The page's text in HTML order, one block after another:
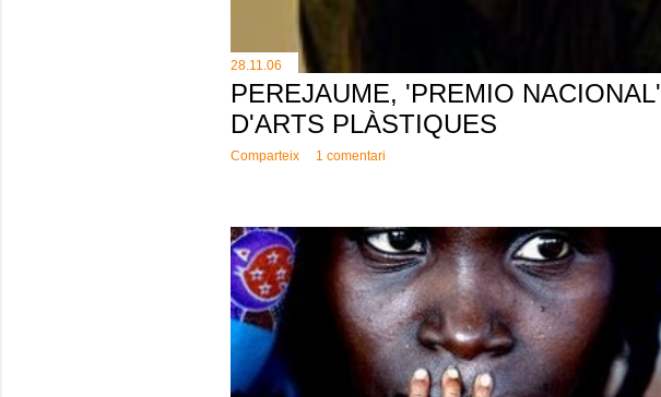
28.11.06
PEREJAUME, 'PREMIO NACIONAL'
D'ARTS PLÀSTIQUES
Comparteix 1 comentari